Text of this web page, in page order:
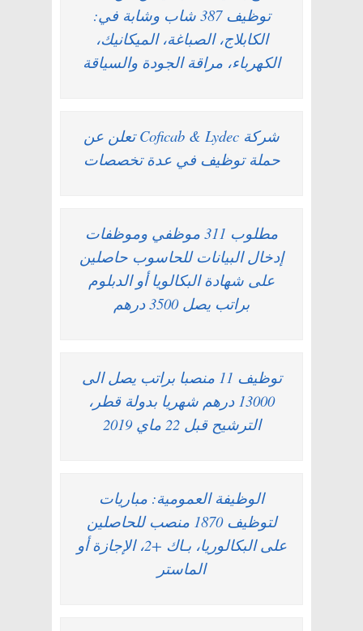
توظيف 387 شاب وشابة في:
الكابلاج، الصباغة، الميكانيك،
الكهرباء، مراقة الجودة والسياقة
شركة Coficab & Lydec تعلن عن
حملة توظيف في عدة تخصصات
مطلوب 311 موظفي وموظفات
إدخال البيانات للحاسوب حاصلين
على شهادة البكالويا أو الدبلوم
براتب يصل 3500 درهم
توظيف 11 منصبا براتب يصل الى
13000 درهم شهريا بدولة قطر،
الترشيح قبل 22 ماي 2019
الوظيفة العمومية: مباريات
لتوظيف 1870 منصب للحاصلين
على البكالوريا، بـاك +2، الإجازة أو
الماستر